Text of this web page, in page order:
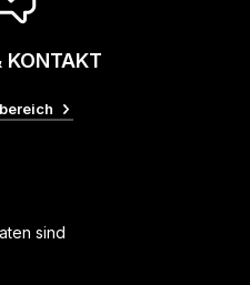
KONTAKT
sind